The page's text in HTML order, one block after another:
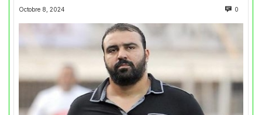
Octobre 8, 2024 0